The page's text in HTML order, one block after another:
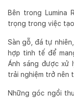
Bên trong Lumina
trọng trong việc
Sàn gỗ, đá tự
hợp tinh tế để
Ánh sáng được xử
trải nghiệm trở nên
Những góc ngồi